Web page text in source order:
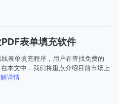
表单填充软件
表单填充程序，用户在查找免费的
本文中，我们将重点介绍目前市场上
详情